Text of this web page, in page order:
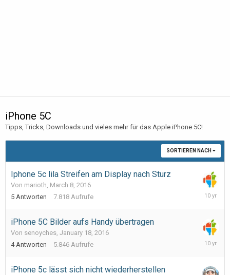
iPhone 5C
Tipps, Tricks, Downloads und vieles mehr für das Apple iPhone 5C!
SORTIEREN NACH
Iphone 5c lila Streifen am Display nach Sturz
Von marioth, March 8, 2016
5 Antworten 7.818 Aufrufe
March
iPhone 5C Bilder aufs Handy übertragen
Von senoyches, January 18, 2016
4 Antworten 5.846 Aufrufe
February
iPhone 5c lässt sich nicht wiederherstellen